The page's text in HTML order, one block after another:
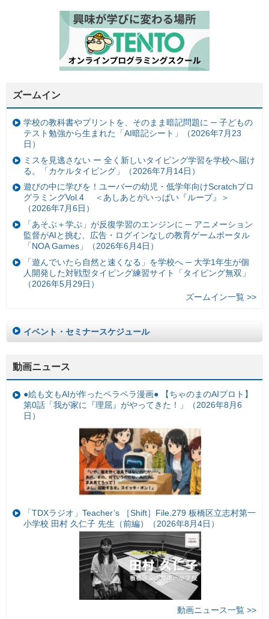
ズームイン
学校の教科書やプリントを、そのまま暗記問題に ─ 子どもの
テスト勉強から生まれた「AI暗記シート」（2026年7月23
日）
ミスを見逃さない ー 全く新しいタイピング学習を学校へ届け
る。「カケルタイピング」（2026年7月14日）
遊びの中に学びを！ユーバーの幼児・低学年向けScratchプロ
グラミングVol.4 ＜あしあとがいっぱい『ループ』＞
（2026年7月6日）
「あそぶ＋学ぶ」が反復学習のエンジンに ─ アニメーション
監督がAIと挑む、広告・ログインなしの教育ゲームポータル
「NOA Games」（2026年6月4日）
「遊んでいたら自然と速くなる」を学校へ ─ 大学1年生が個
人開発した対戦型タイピング練習サイト「タイピング無双」
（2026年5月29日）
ズームイン一覧 >>
イベント・セミナースケジュール
動画ニュース
●絵も文もAIが作ったペラペラ漫画● 【ちゃのまのAIプロト】
第0話「我が家に『理屈』がやってきた！」（2026年8月6
日）
「TDXラジオ」Teacher’s ［Shift］File.279 板橋区立志村第一
小学校 田村 久仁子 先生（前編）（2026年8月4日）
動画ニュース一覧 >>